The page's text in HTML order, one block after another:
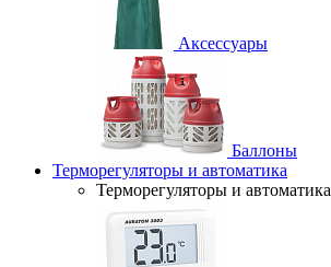
Аксессуары
Баллоны
Терморегуляторы и автоматика
Терморегуляторы и автоматика